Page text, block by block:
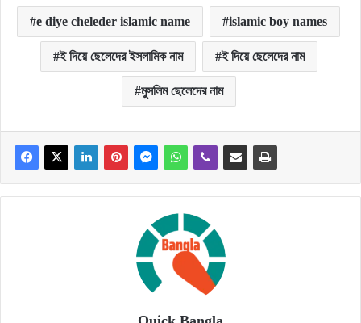
e diye cheleder islamic name islamic boy names
ই দিয়ে ছেলেদের ইসলামিক নাম ই দিয়ে ছেলেদের নাম
মুসলিম ছেলেদের নাম